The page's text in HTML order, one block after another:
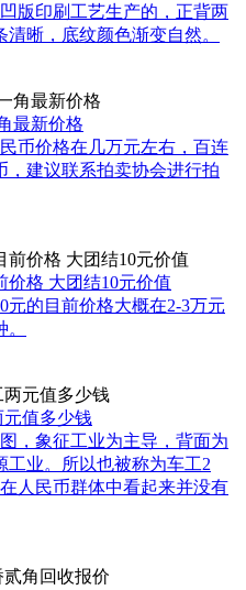
印刷工艺生产的，正背两
晰，底纹颜色渐变自然。
最新价格
币价格在几万元左右，百连
，建议联系拍卖协会进行拍
价格 大团结10元价值
的目前价格大概在2-3万元
元值多少钱
，象征工业为主导，背面为
工业。所以也被称为车工2
人民币群体中看起来并没有